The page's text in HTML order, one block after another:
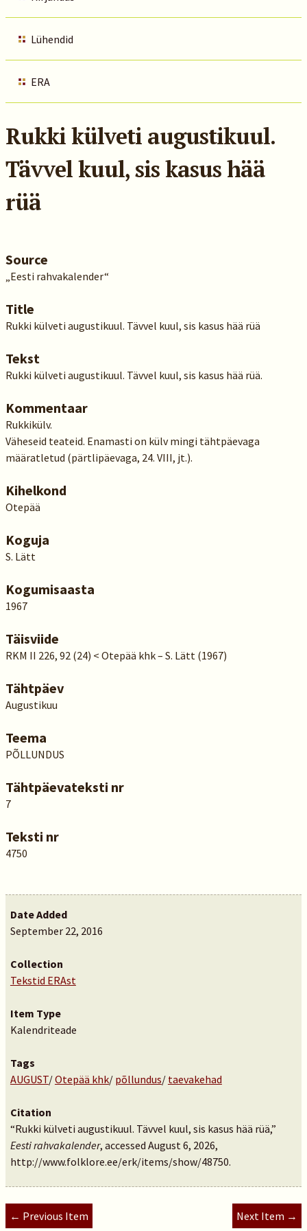
Lühendid
ERA
Rukki külveti augustikuul.
Tävvel kuul, sis kasus hää
rüä
Source
„Eesti rahvakalender“
Title
Rukki külveti augustikuul. Tävvel kuul, sis kasus hää rüä
Tekst
Rukki külveti augustikuul. Tävvel kuul, sis kasus hää rüä.
Kommentaar
Rukkikülv.
Väheseid teateid. Enamasti on külv mingi tähtpäevaga
määratletud (pärtlipäevaga, 24. VIII, jt.).
Kihelkond
Otepää
Koguja
S. Lätt
Kogumisaasta
1967
Täisviide
RKM II 226, 92 (24) < Otepää khk – S. Lätt (1967)
Tähtpäev
Augustikuu
Teema
PÕLLUNDUS
Tähtpäevateksti nr
7
Teksti nr
4750
Date Added
September 22, 2016
Collection
Tekstid ERAst
Item Type
Kalendriteade
Tags
AUGUST/Otepää khk/ põllundus/ taevakehad
Citation
“Rukki külveti augustikuul. Tävvel kuul, sis kasus hää rüä,”
Eesti rahvakalender, accessed August 6, 2026,
http://www.folklore.ee/erk/items/show/48750.
← Previous Item Next Item →